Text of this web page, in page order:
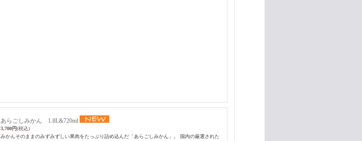
あらごしみかん 1.8L&720ml
3,700円(税込)
みかんそのままのみずみずしい果肉をたっぷり詰め込んだ「あらごしみかん」。 国内の厳選された